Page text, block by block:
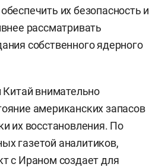
их безопасность и
рассматривать
собственного ядерного
внимательно
американских запасов
их восстановления. По
газетой аналитиков,
с Ираном создает для